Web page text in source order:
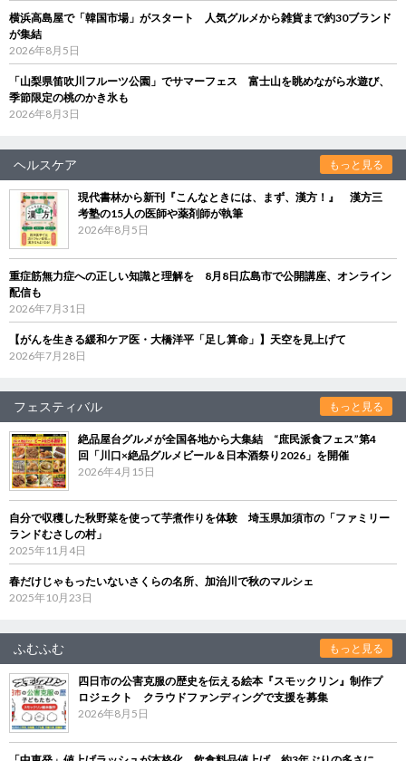
横浜高島屋で「韓国市場」がスタート 人気グルメから雑貨まで約30ブランド
が集結
2026年8月5日
「山梨県笛吹川フルーツ公園」でサマーフェス 富士山を眺めながら水遊び、
季節限定の桃のかき氷も
2026年8月3日
ヘルスケア もっと見る
現代書林から新刊『こんなときには、まず、漢方！』 漢方三
考塾の15人の医師や薬剤師が執筆
2026年8月5日
重症筋無力症への正しい知識と理解を 8月8日広島市で公開講座、オンライン
配信も
2026年7月31日
【がんを生きる緩和ケア医・大橋洋平「足し算命」】天空を見上げて
2026年7月28日
フェスティバル もっと見る
絶品屋台グルメが全国各地から大集結 “庶民派食フェス”第4
回「川口×絶品グルメビール＆日本酒祭り2026」を開催
2026年4月15日
自分で収穫した秋野菜を使って芋煮作りを体験 埼玉県加須市の「ファミリー
ランドむさしの村」
2025年11月4日
春だけじゃもったいないさくらの名所、加治川で秋のマルシェ
2025年10月23日
ふむふむ もっと見る
四日市の公害克服の歴史を伝える絵本『スモックリン』制作プ
ロジェクト クラウドファンディングで支援を募集
2026年8月5日